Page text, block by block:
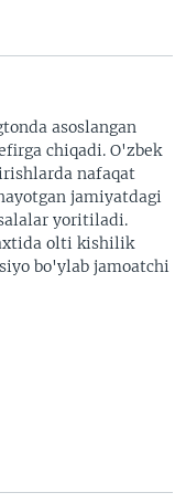
asoslangan
chiqadi. O'zbek
nafaqat
jamiyatdagi
yoritiladi.
olti kishilik
bo'ylab jamoatchi